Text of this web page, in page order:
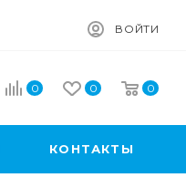
ВОЙТИ
0 0 0
КОНТАКТЫ